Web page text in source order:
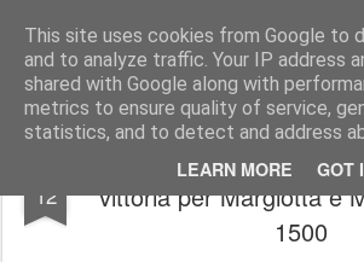
This site uses cookies from Google to
and to analyze traffic. Your IP address
shared with Google along with
metrics to ensure quality of service,
statistics, and to detect and address
LEARN MORE GOT
AutoMotoCorse. Motorsport Random
12
Regolarità AutoStoriche,
vittoria per Margiotta e
1500